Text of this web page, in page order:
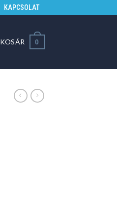
KAPCSOLAT
KOSÁR 0